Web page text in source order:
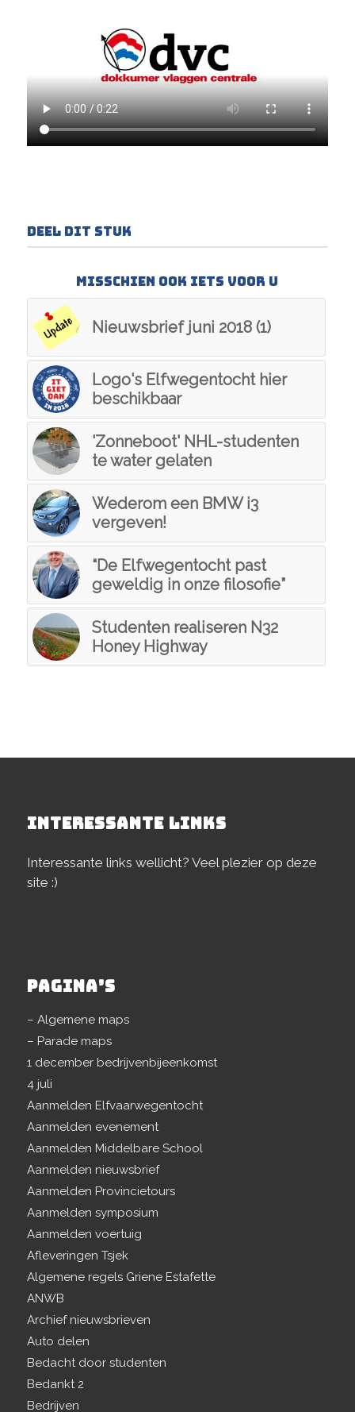
Deel dit stuk
Misschien ook iets voor u
Nieuwsbrief juni 2018 (1)
Logo's Elfwegentocht hier
beschikbaar
'Zonneboot' NHL-studenten
te water gelaten
Wederom een BMW i3
vergeven!
“De Elfwegentocht past
geweldig in onze filosofie”
Studenten realiseren N32
Honey Highway
INTERESSANTE LINKS
Interessante links wellicht? Veel plezier op deze
site :)
PAGINA’S
– Algemene maps
– Parade maps
1 december bedrijvenbijeenkomst
4 juli
Aanmelden Elfvaarwegentocht
Aanmelden evenement
Aanmelden Middelbare School
Aanmelden nieuwsbrief
Aanmelden Provincietours
Aanmelden symposium
Aanmelden voertuig
Afleveringen Tsjek
Algemene regels Griene Estafette
ANWB
Archief nieuwsbrieven
Auto delen
Bedacht door studenten
Bedankt 2
Bedrijven